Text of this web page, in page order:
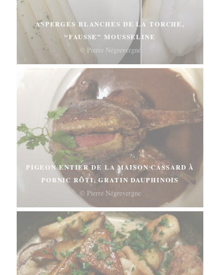
ASPERGES BLANCHES DE LA TORCHE,
“FAUSSE” MOUSSELINE
© Pierre Négrevergne
PIGEON ENTIER DE LA MAISON CASSARD À
PORNIC RÔTI, GRATIN DAUPHINOIS
© Pierre Négrevergne